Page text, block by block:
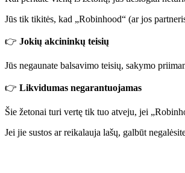
Jūs tik tikitės, kad „Robinhood“ (ar jos
👉 Jokių akcininkų teisių
Jūs negaunate balsavimo teisių, sakymo
👉 Likvidumas negarantuojamas
Šie žetonai turi vertę tik tuo atveju, jei
Jei jie sustos ar reikalauja lašų, ​​galbūt